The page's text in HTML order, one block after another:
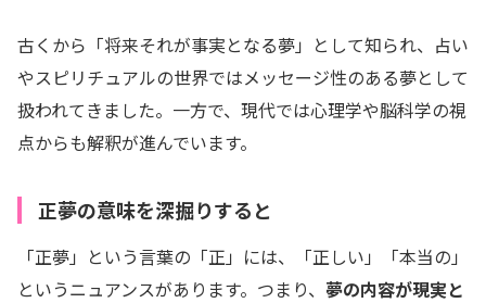
古くから「将来それが事実となる夢」として知られ、占い
やスピリチュアルの世界ではメッセージ性のある夢として
扱われてきました。一方で、現代では心理学や脳科学の視
点からも解釈が進んでいます。
正夢の意味を深掘りすると
「正夢」という言葉の「正」には、「正しい」「本当の」
というニュアンスがあります。つまり、 夢の内容が現実と